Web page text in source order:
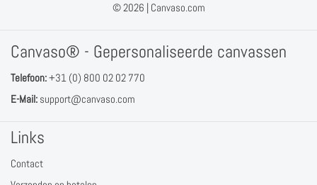
© 2026 | Canvaso.com
Canvaso® - Gepersonaliseerde canvassen
Telefoon:+31 (0) 800 02 02 770
E-Mail: support@canvaso.com
Links
Contact